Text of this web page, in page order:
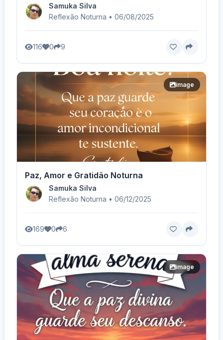
Samuka Silva
Reflexão Noturna • 06/08/2025
116 0 9
image
Paz, Amor e Gratidão Noturna
Samuka Silva
Reflexão Noturna • 06/12/2025
169 0 6
image